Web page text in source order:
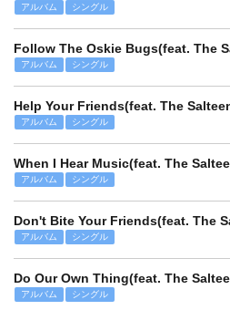
アルバム シングル
Follow The Oskie Bugs(feat. The
アルバム シングル
Help Your Friends(feat. The
アルバム シングル
When I Hear Music(feat. The
アルバム シングル
Don't Bite Your Friends(feat. The
アルバム シングル
Do Our Own Thing(feat. The
アルバム シングル